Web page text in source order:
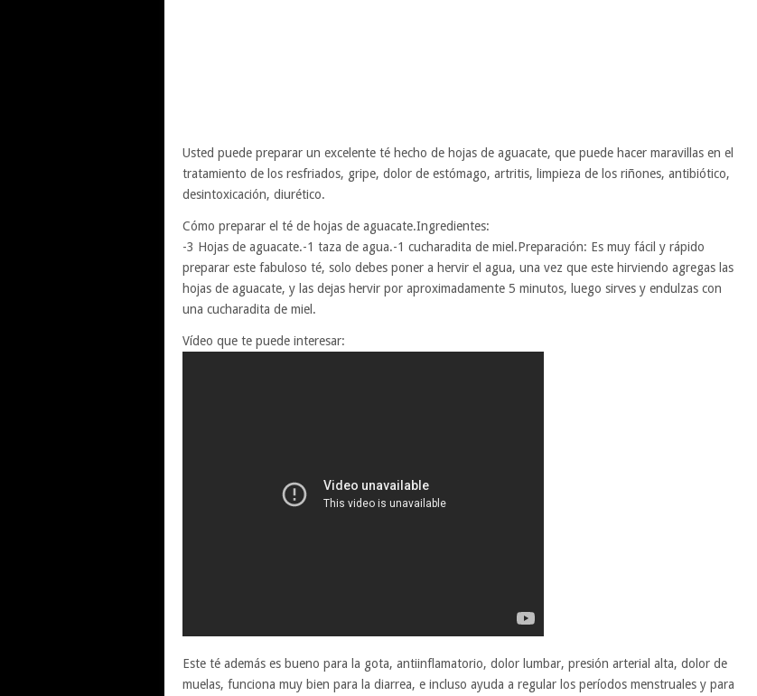
Usted puede preparar un excelente té hecho de hojas de aguacate, que puede hacer maravillas en el
tratamiento de los resfriados, gripe, dolor de estómago, artritis, limpieza de los riñones, antibiótico,
desintoxicación, diurético.
Cómo preparar el té de hojas de aguacate.Ingredientes:
-3 Hojas de aguacate.-1 taza de agua.-1 cucharadita de miel.Preparación: Es muy fácil y rápido
preparar este fabuloso té, solo debes poner a hervir el agua, una vez que este hirviendo agregas las
hojas de aguacate, y las dejas hervir por aproximadamente 5 minutos, luego sirves y endulzas con
una cucharadita de miel.
Vídeo que te puede interesar:
Este té además es bueno para la gota, antiinflamatorio, dolor lumbar, presión arterial alta, dolor de
muelas, funciona muy bien para la diarrea, e incluso ayuda a regular los períodos menstruales y para